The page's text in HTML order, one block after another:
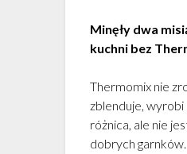
Minęły dwa
kuchni bez
Thermomix nie
zblenduje,
różnica, ale nie
dobrych